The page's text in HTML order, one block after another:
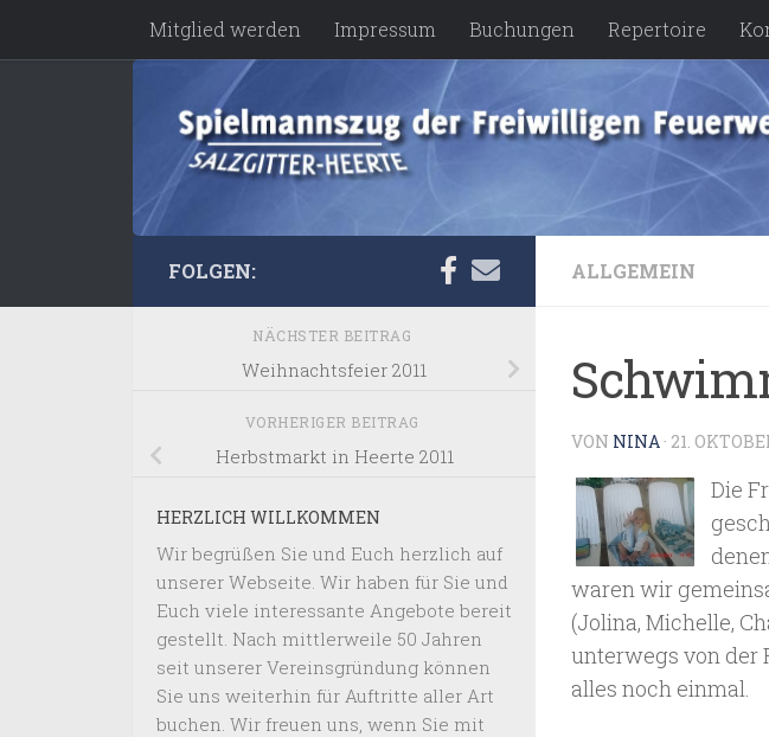
Zum Inhalt springen
Mitglied werden Impressum Buchungen Repertoire
ALLGEMEIN
VON NINA · 21.
Die
waren wir
(Jolina, Michelle,
unterwegs von der
alles noch einmal.
FOLGEN:
NÄCHSTER BEITRAG
Weihnachtsfeier 2011
VORHERIGER BEITRAG
Herbstmarkt in Heerte 2011
HERZLICH WILLKOMMEN
Wir begrüßen Sie und Euch herzlich auf
unserer Webseite. Wir haben für Sie und
Euch viele interessante Angebote bereit
gestellt. Nach mittlerweile 50 Jahren
seit unserer Vereinsgründung können
Sie uns weiterhin für Auftritte aller Art
buchen. Wir freuen uns, wenn Sie mit